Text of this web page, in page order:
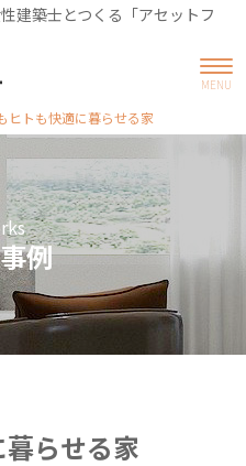
建築士とつくる「アセットフ
ヒトも快適に暮らせる家
例
らせる家